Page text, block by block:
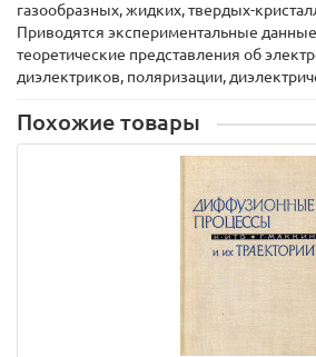
газообразных, жидких, твердых-
Приводятся экспериментальные
теоретические представления об
диэлектриков, поляризации,
Похожие товары